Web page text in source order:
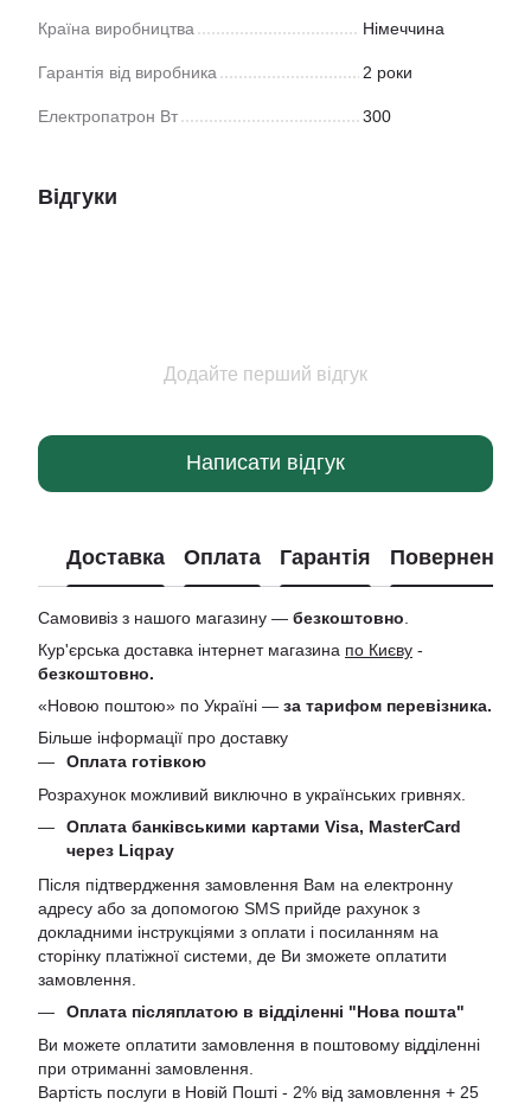
Країна виробництва Німеччина
Гарантія від виробника 2 роки
Електропатрон Вт 300
Відгуки
Додайте перший відгук
Написати відгук
Доставка Оплата Гарантія Повернення
Самовивіз з нашого магазину — безкоштовно
Кур'єрська доставка інтернет магазина по Києву -
безкоштовно.
«Новою поштою» по Україні — за тарифом перевізника.
Більше інформації про доставку
Оплата готівкою
Розрахунок можливий виключно в українських гривнях.
Оплата банківськими картами Visa, MasterCard
через Liqpay
Після підтвердження замовлення Вам на електронну
адресу або за допомогою SMS прийде рахунок з
докладними інструкціями з оплати і посиланням на
сторінку платіжної системи, де Ви зможете оплатити
замовлення.
Оплата післяплатою в відділенні "Нова пошта"
Ви можете оплатити замовлення в поштовому відділенні
при отриманні замовлення.
Вартість послуги в Новій Пошті - 2% від замовлення + 25